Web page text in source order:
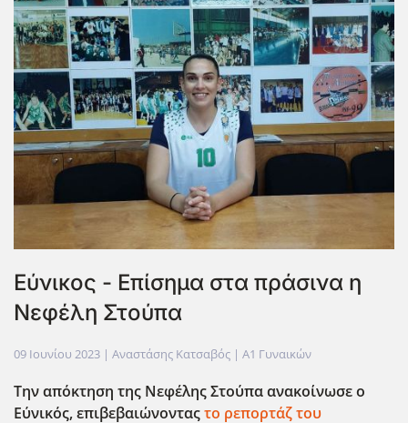
Εύνικος - Επίσημα στα πράσινα η
Νεφέλη Στούπα
09 Ιουνίου 2023 | Αναστάσης Κατσαβός | Α1 Γυναικών
Την απόκτηση της Νεφέλης Στούπα ανακοίνωσε ο
Εύνικός, επιβεβαιώνονταςτο ρεπορτάζ του